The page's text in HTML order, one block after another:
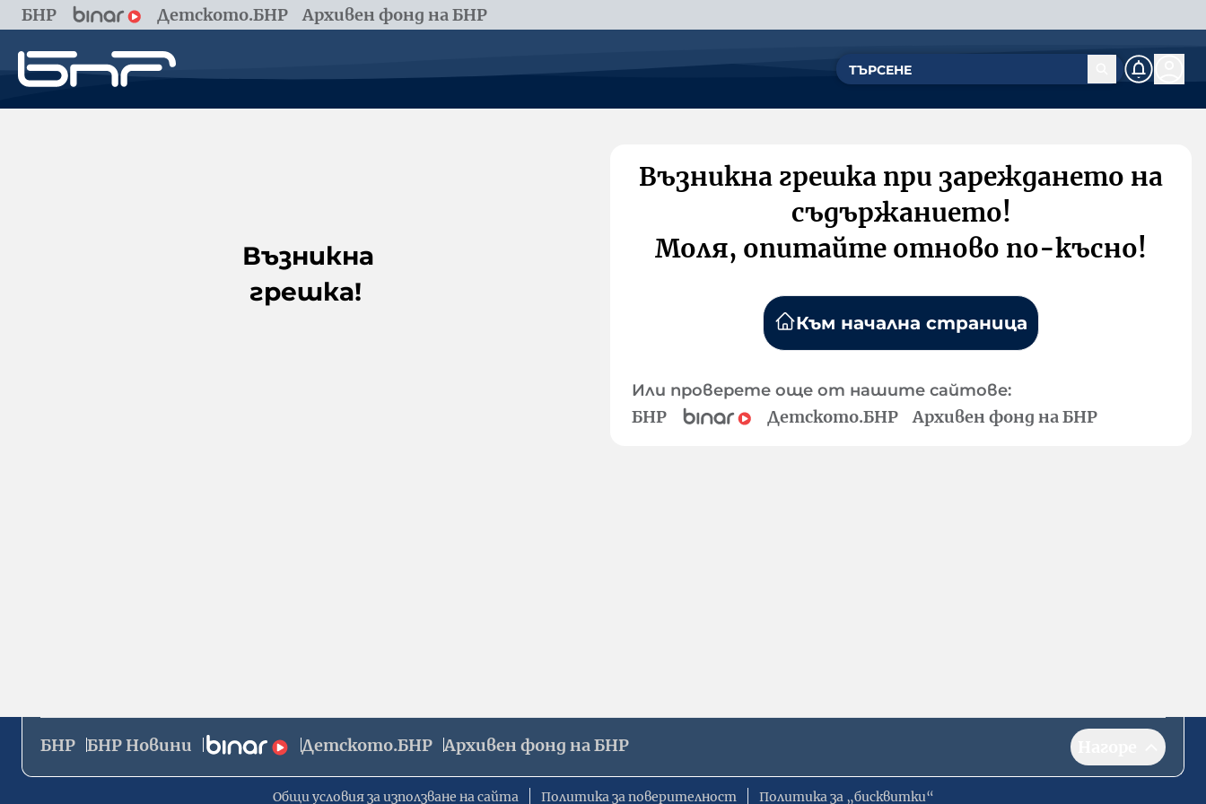
БНР Детското.БНР Архивен фонд на БНР
Възникна
грешка!
Възникна грешка при зареждането на
съдържанието!
Моля, опитайте отново по-късно!
Към начална страница
Или проверете още от нашите сайтове:
БНР Детското.БНР Архивен фонд на БНР
БНР БНР Новини Детското.БНР Архивен фонд на БНР
Общи условия за използване на сайта Политика за поверителност Политика за „бисквитки“